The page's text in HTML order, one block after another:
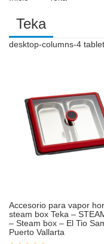
Teka
desktop-columns-4
Accesorio para vapor
steam box Teka –
– Steam box – El Tio
Puerto Vallarta